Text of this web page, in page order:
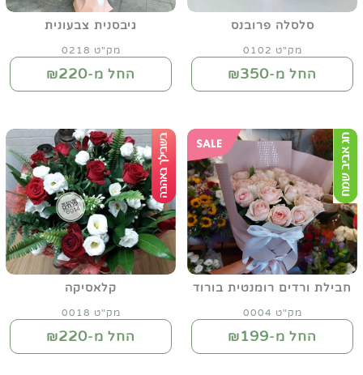
סלסלה פרובנס
מק"ט 0102
החל מ-₪350
גיבסנית צבעונית
מק"ט 0218
החל מ-₪220
חבילת ורדים רומנטית בורוד
מק"ט 0004
החל מ-₪199
קלאסיקה
מק"ט 0018
החל מ-₪220